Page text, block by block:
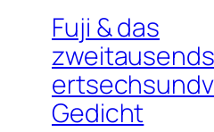
Fuji & das
Gedicht